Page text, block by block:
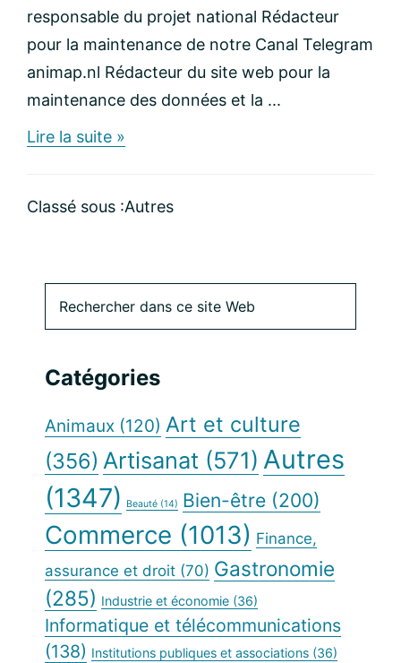
responsable du projet national Rédacteur
pour la maintenance de notre Canal Telegram
animap.nl Rédacteur du site web pour la
maintenance des données et la ...
Lire la suite »
Classé sous :Autres
Barre
latérale
principale
dans
Web
Catégories
Animaux (120) Art et culture
(356) Artisanat (571) Autres
(1347)
Beauté (14) Bien-être (200)
Commerce (1013) Finance,
assurance et droit (70) Gastronomie
(285) Industrie et économie (36)
Informatique et télécommunications
(138) Institutions publiques et associations (36)